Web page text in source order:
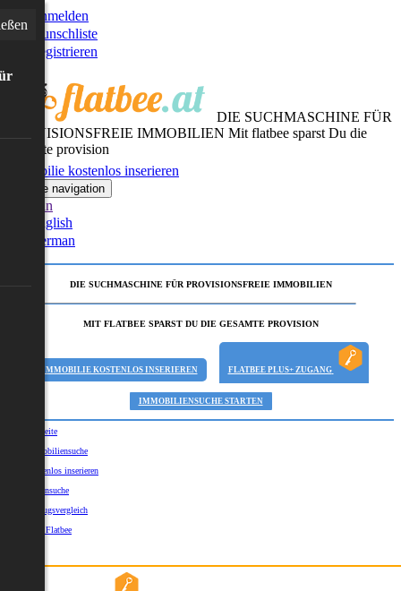
Anmelden
Wunschliste
Registrieren
DIE SUCHMASCHINE FÜR
PROVISIONSFREIE IMMOBILIEN Mit flatbee sparst Du die
gesamte provision
Immobilie kostenlos inserieren
Toggle navigation
German
English
German
DIE SUCHMASCHINE FÜR PROVISIONSFREIE IMMOBILIEN
MIT FLATBEE SPARST DU DIE GESAMTE PROVISION
IMMOBILIE KOSTENLOS INSERIEREN FLATBEE PLUS+ ZUGANG
IMMOBILIENSUCHE STARTEN
Startseite
Immobiliensuche
Kostenlos inserieren
Kartensuche
Umzugsvergleich
Über Flatbee